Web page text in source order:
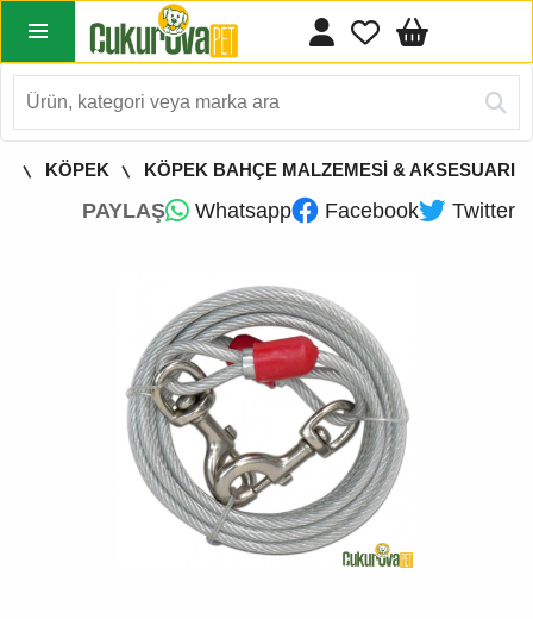
KÖPEK KÖPEK BAHÇE MALZEMESİ & AKSESUARI
PAYLAŞ Whatsapp Facebook Twitter